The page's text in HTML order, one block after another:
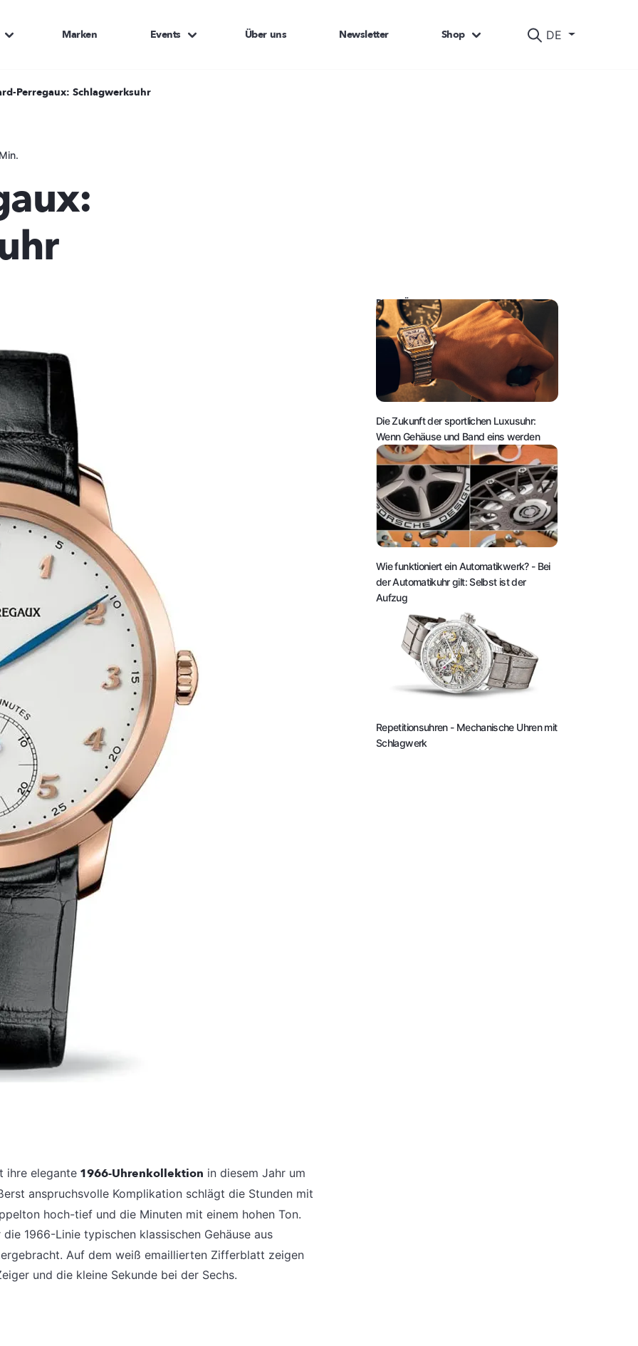
DE
Marken Events Über uns Newsletter Shop
Perregaux: Schlagwerksuhr
elegante 1966-Uhrenkollektion in diesem Jahr um
anspruchsvolle Komplikation schlägt die Stunden mit
hoch-tief und die Minuten mit einem hohen Ton.
1966-Linie typischen klassischen Gehäuse aus
Auf dem weiß emaillierten Zifferblatt zeigen
und die kleine Sekunde bei der Sechs.
DAS KÖNNTE SIE AUCH INTERESSIEREN:
Die Zukunft der sportlichen Luxusuhr:
Wenn Gehäuse und Band eins werden
Wie funktioniert ein Automatikwerk? - Bei
der Automatikuhr gilt: Selbst ist der
Aufzug
Repetitionsuhren - Mechanische Uhren mit
Schlagwerk